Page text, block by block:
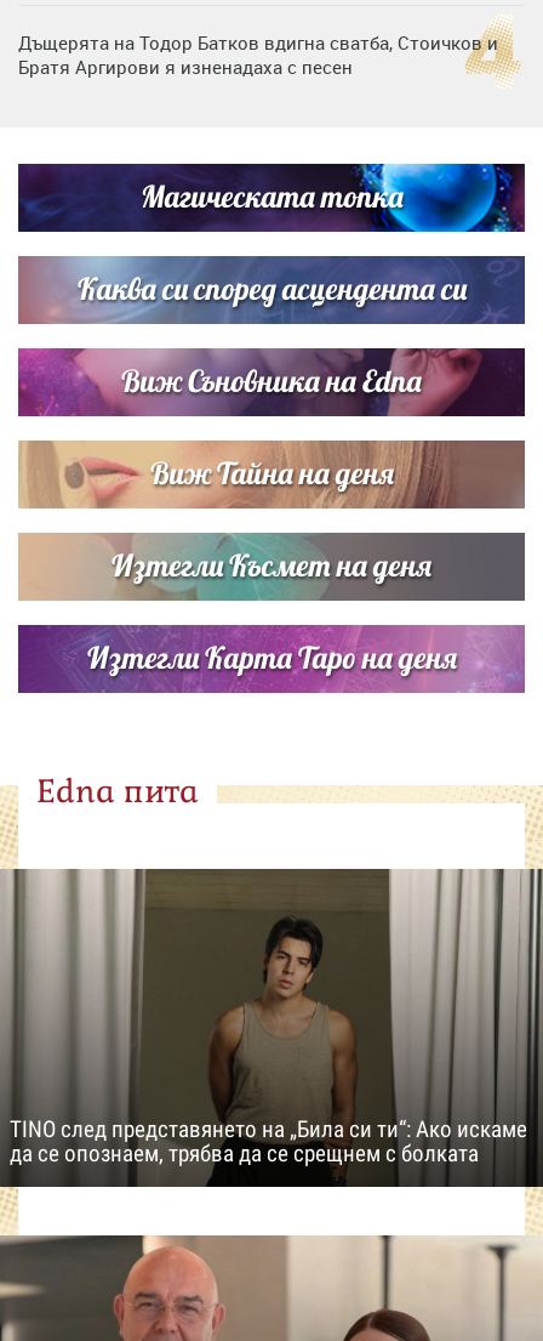
Дъщерята на Тодор Батков вдигна сватба, Стоичков и
Братя Аргирови я изненадаха с песен
Списъкът е ясен: Джей Ло и Риана във ВИП гостите на
сватбата на Роналдо
Магическата топка
Каква си според асцендента си
Виж Съновника на Edna
Виж Тайна на деня
Изтегли Късмет на деня
Изтегли Карта Таро на деня
Edna пита
TINO след представянето на „Била си ти“: Ако искаме
да се опознаем, трябва да се срещнем с болката